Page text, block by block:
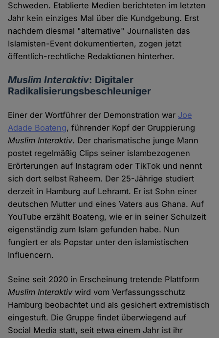
Schweden. Etablierte Medien berichteten im letzten
Jahr kein einziges Mal über die Kundgebung. Erst
nachdem diesmal "alternative" Journalisten das
Islamisten-Event dokumentierten, zogen jetzt
öffentlich-rechtliche Redaktionen hinterher.
Muslim Interaktiv: Digitaler
Radikalisierungsbeschleuniger
Einer der Wortführer der Demonstration war Joe
Adade Boateng, führender Kopf der Gruppierung
Muslim Interaktiv. Der charismatische junge Mann
postet regelmäßig Clips seiner islambezogenen
Erörterungen auf Instagram oder TikTok und nennt
sich dort selbst Raheem. Der 25-Jährige studiert
derzeit in Hamburg auf Lehramt. Er ist Sohn einer
deutschen Mutter und eines Vaters aus Ghana. Auf
YouTube erzählt Boateng, wie er in seiner Schulzeit
eigenständig zum Islam gefunden habe. Nun
fungiert er als Popstar unter den islamistischen
Influencern.
Seine seit 2020 in Erscheinung tretende Plattform
Muslim Interaktivwird vom Verfassungsschutz
Hamburg beobachtet und als gesichert extremistisch
eingestuft. Die Gruppe findet überwiegend auf
Social Media statt, seit etwa einem Jahr ist ihr